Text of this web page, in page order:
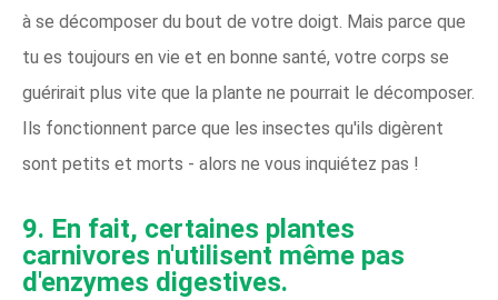
à se décomposer du bout de votre doigt. Mais parce que
tu es toujours en vie et en bonne santé, votre corps se
guérirait plus vite que la plante ne pourrait le décomposer.
Ils fonctionnent parce que les insectes qu'ils digèrent
sont petits et morts - alors ne vous inquiétez pas !
9. En fait, certaines plantes
carnivores n'utilisent même pas
d'enzymes digestives.